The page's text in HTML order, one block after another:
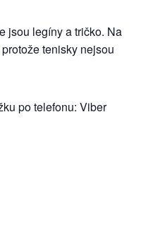
jsou legíny a tričko. Na
tenisky nejsou
po telefonu: Viber